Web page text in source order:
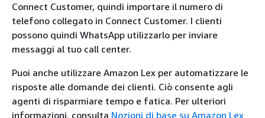
Connect Customer, quindi importare il numero di
telefono collegato in Connect Customer. I clienti
possono quindi WhatsApp utilizzarlo per inviare
messaggi al tuo call center.
Puoi anche utilizzare Amazon Lex per automatizzare le
risposte alle domande dei clienti. Ciò consente agli
agenti di risparmiare tempo e fatica. Per ulteriori
informazioni, consulta Nozioni di base su Amazon Lex